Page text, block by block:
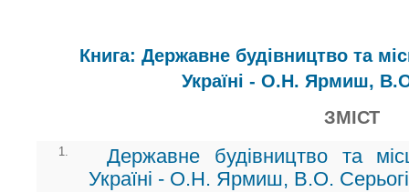
Книга: Державне будівництво та
Україні - О.Н. Ярмиш,
ЗМІСТ
1.
Державне будівництво та
Україні - О.Н. Ярмиш, В.О.